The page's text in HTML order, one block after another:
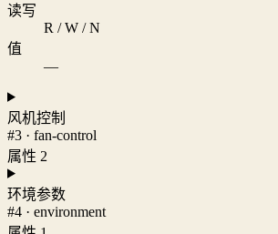
读写
R / W / N
值
—
风机控制
#3 · fan-control
属性 2
环境参数
#4 · environment